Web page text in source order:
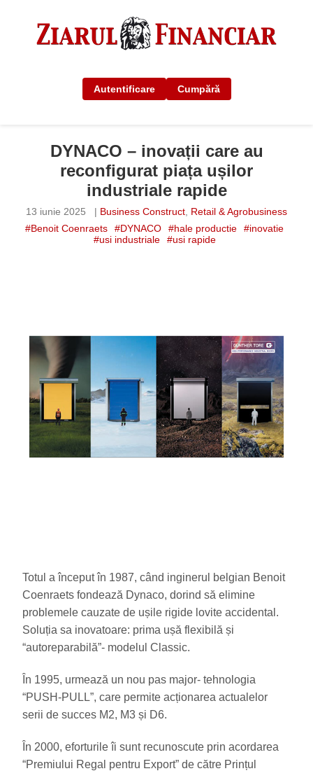
Autentificare Cumpără
DYNACO – inovații care au
reconfigurat piața ușilor
industriale rapide
13 iunie 2025 | Business Construct, Retail & Agrobusiness
#Benoit Coenraets
#DYNACO #hale productie
#inovatie
#usi industriale
#usi rapide
Totul a început în 1987, când inginerul belgian Benoit
Coenraets fondează Dynaco, dorind să elimine
problemele cauzate de ușile rigide lovite accidental.
Soluția sa inovatoare: prima ușă flexibilă și
“autoreparabilă”- modelul Classic.
În 1995, urmează un nou pas major- tehnologia
“PUSH-PULL”, care permite acționarea actualelor
serii de succes M2, M3 și D6.
În 2000, eforturile îi sunt recunoscute prin acordarea
“Premiului Regal pentru Export” de către Prințul